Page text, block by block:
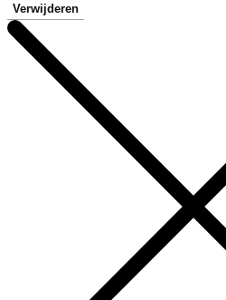
Verwijderen